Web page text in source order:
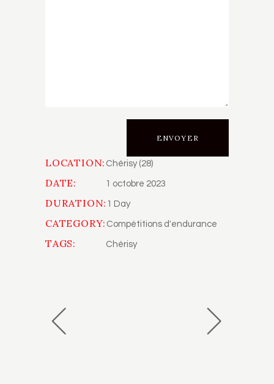
LOCATION: Chérisy (28)
DATE: 1 octobre 2023
DURATION: 1 Day
CATEGORY: Compétitions d'endurance
TAGS: Chérisy